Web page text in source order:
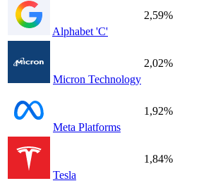
Alphabet 'C'
2,59%
Micron Technology
2,02%
Meta Platforms
1,92%
Tesla
1,84%